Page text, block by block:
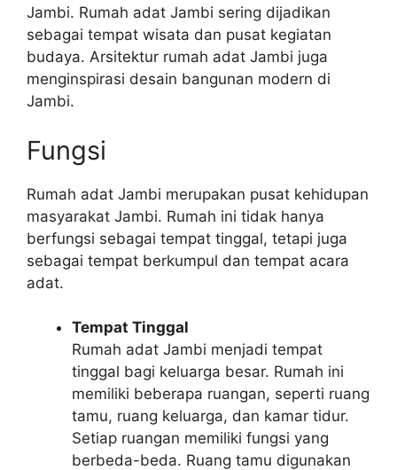
Jambi. Rumah adat Jambi sering dijadikan
sebagai tempat wisata dan pusat kegiatan
budaya. Arsitektur rumah adat Jambi juga
menginspirasi desain bangunan modern di
Jambi.
Fungsi
Rumah adat Jambi merupakan pusat kehidupan
masyarakat Jambi. Rumah ini tidak hanya
berfungsi sebagai tempat tinggal, tetapi juga
sebagai tempat berkumpul dan tempat acara
adat.
Tempat Tinggal
Rumah adat Jambi menjadi tempat
tinggal bagi keluarga besar. Rumah ini
memiliki beberapa ruangan, seperti ruang
tamu, ruang keluarga, dan kamar tidur.
Setiap ruangan memiliki fungsi yang
berbeda-beda. Ruang tamu digunakan